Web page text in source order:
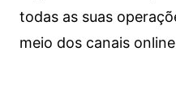
todas as suas
meio dos canais